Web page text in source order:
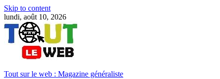
Skip to content
lundi, août 10, 2026
Tout sur le web : Magazine généraliste